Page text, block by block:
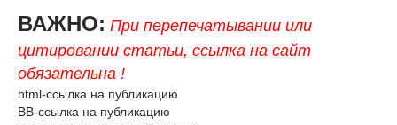
ВАЖНО: При перепечатывании или
цитировании статьи, ссылка на сайт
обязательна !
html-ссылка на публикацию
BB-ссылка на публикацию